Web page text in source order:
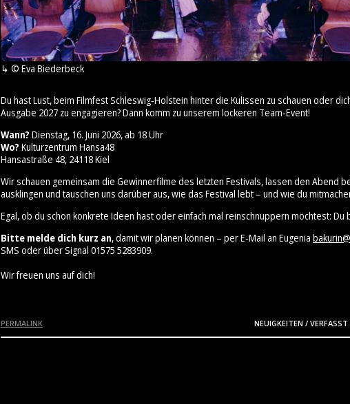
© Eva Biederbeck
Du hast Lust, beim Filmfest Schleswig‑Holstein hinter die Kulissen zu schauen oder
Ausgabe 2027 zu engagieren? Dann komm zu unserem lockeren Team‑Event!
Wann? Dienstag, 16. Juni 2026, ab 18 Uhr
Wo? Kulturzentrum Hansa48
Hansastraße 48, 24118 Kiel
Wir schauen gemeinsam die Gewinnerfilme des letzten Festivals, lassen den Abend
ausklingen und tauschen uns darüber aus, wie das Festival lebt – und wie du
Egal, ob du schon konkrete Ideen hast oder einfach mal reinschnuppern möchtest: Du
Bitte melde dich kurz an, damit wir planen können – per E‑Mail an Eugenia
SMS oder über Signal 01575 5283909⁩.
Wir freuen uns auf dich!
NEUIGKEITEN / VERFASST
PERMALINK